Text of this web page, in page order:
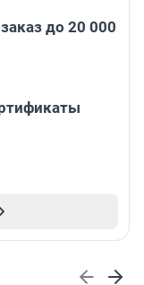
до 20 000